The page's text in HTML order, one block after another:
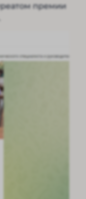
премии